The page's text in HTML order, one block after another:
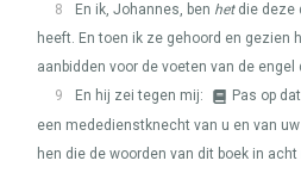
8
En ik, Johannes, ben hetdie deze
heeft. En toen ik ze gehoord en gezien
aanbidden voor de voeten van de
9
En hij zei tegen mij: Pas op
een mededienstknecht van u en van
hen die de woorden van dit boek in acht